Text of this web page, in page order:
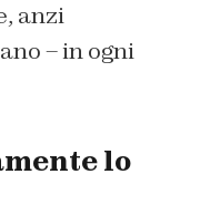
anzi
– in ogni
lo